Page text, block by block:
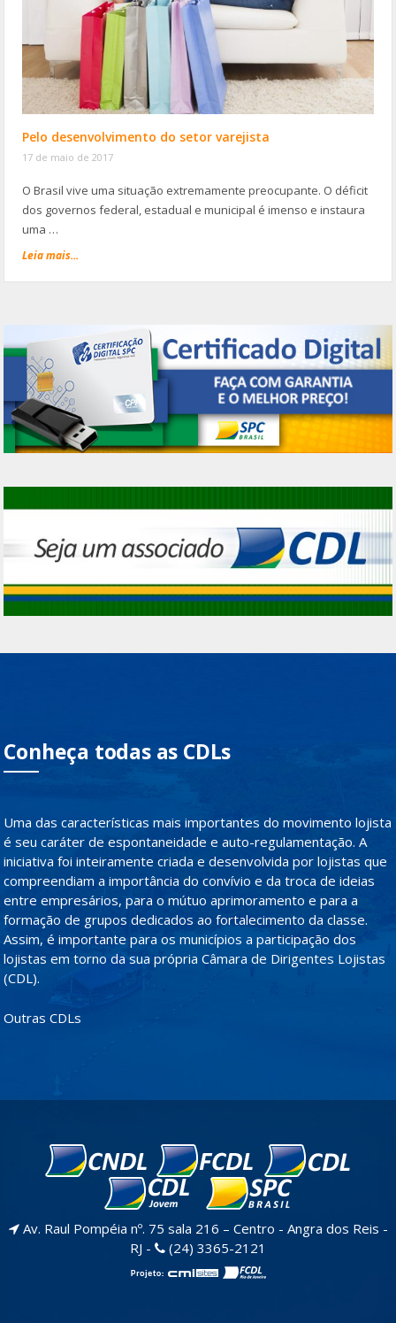
Pelo desenvolvimento do setor varejista
17 de maio de 2017
O Brasil vive uma situação extremamente preocupante. O déficit
dos governos federal, estadual e municipal é imenso e instaura
uma …
Leia mais...
Conheça todas as CDLs
Uma das características mais importantes do movimento lojista
é seu caráter de espontaneidade e auto-regulamentação. A
iniciativa foi inteiramente criada e desenvolvida por lojistas que
compreendiam a importância do convívio e da troca de ideias
entre empresários, para o mútuo aprimoramento e para a
formação de grupos dedicados ao fortalecimento da classe.
Assim, é importante para os municípios a participação dos
lojistas em torno da sua própria Câmara de Dirigentes Lojistas
(CDL).
Outras CDLs
Av. Raul Pompéia nº. 75 sala 216 – Centro - Angra dos Reis -
RJ -
(24) 3365-2121